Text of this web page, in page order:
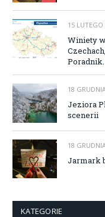
15 LUTEGO
Winiety
Poradnik.
18
Jeziora
scenerii
18
Jarmark
KATEGORIE